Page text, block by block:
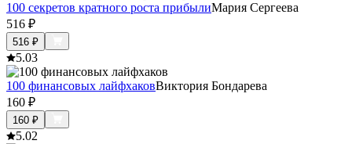
100 секретов кратного роста прибылиМария Сергеева
516 ₽
516 ₽
5.03
100 финансовых лайфхаковВиктория Бондарева
160 ₽
160 ₽
5.02